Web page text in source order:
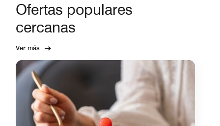
Ofertas populares
cercanas
Ver más